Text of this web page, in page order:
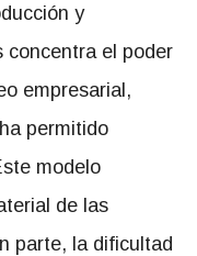
y
concentra el poder
empresarial,
permitido
modelo
de las
parte, la dificultad